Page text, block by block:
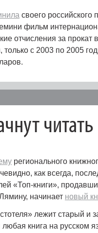
своего российского
фильм
отчисления за прокат
с 2003 по 2005
читать
регионального
как всегда,
«Топ-книги»,
начинает новый
лежит старый и
книга на русском